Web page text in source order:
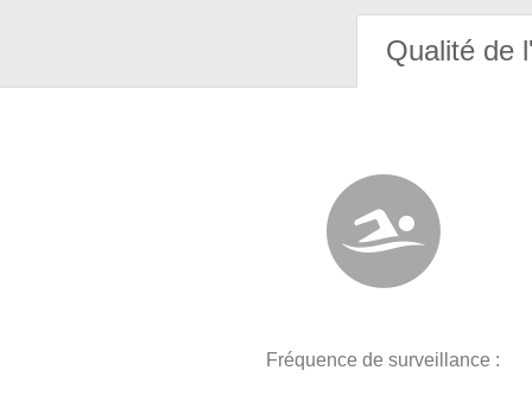
Qualité de
Fréquence de surveillance :